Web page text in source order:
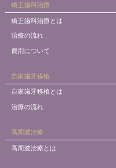
矯正歯科治療
矯正歯科治療とは
治療の流れ
費用について
自家歯牙移植
自家歯牙移植とは
治療の流れ
高周波治療
高周波治療とは